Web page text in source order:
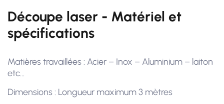
Découpe laser - Matériel et
spécifications
Matières travaillées : Acier – Inox – Aluminium – laiton
etc…
Dimensions : Longueur maximum 3 mètres